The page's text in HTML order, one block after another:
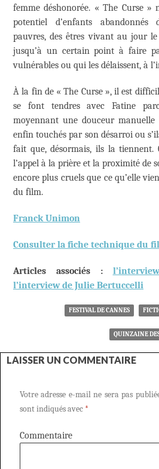
femme déshonorée. « The Curse
potentiel d’enfants abandonnés
pauvres, des êtres vivant au jour
jusqu’à un certain point à faire
vulnérables ou qui les délaissent, à
À la fin de « The Curse », il est
se font tendres avec Fatine
moyennant une douceur
enfin touchés par son désarroi ou
fait que, désormais, ils la tiennent.
l’appel à la prière et la proximité de
encore plus cruels que ce qu’elle
du film.
Franck Unimon
Consulter la fiche technique du
Articles associés :
l’interview de Julie Bertuccelli
FESTIVAL DE CANNES
QUINZAINE
LAISSER UN COMMENTAIRE
Votre adresse e-mail ne sera pas
sont indiqués avec *
Commentaire